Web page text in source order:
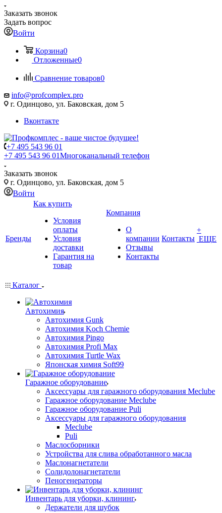
Заказать звонок
Задать вопрос
Войти
Корзина0
Отложенные0
Сравнение товаров0
info@profcomplex.pro
г. Одинцово, ул. Баковская, дом 5
Вконтакте
+7 495 543 96 01
+7 495 543 96 01Многоканальный телефон
Заказать звонок
г. Одинцово, ул. Баковская, дом 5
Войти
Бренды
Как купить
Условия
оплаты
Условия
доставки
Гарантия на
товар
Компания
О
компании
Отзывы
Контакты
Контакты
+
ЕЩЕ
Каталог
Автохимия
Автохимия Gunk
Автохимия Koch Chemie
Автохимия Pingo
Автохимия Profi Max
Автохимия Turtle Wax
Японская химия Soft99
Гаражное оборудование
Аксессуары для гаражного оборудования Meclube
Гаражное оборудование Meclube
Гаражное оборудование Puli
Аксессуары для гаражного оборудования
Meclube
Puli
Маслосборники
Устройства для слива обработанного масла
Маслонагнетатели
Солидолонагнетатели
Пеногенераторы
Инвентарь для уборки, клининг
Держатели для шубок